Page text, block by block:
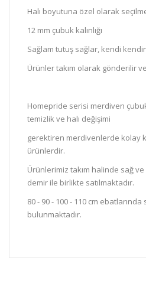
Halı boyutuna özel olarak
12 mm çubuk kalınlığı
Sağlam tutuş sağlar, kendi
Ürünler takım olarak gönderilir
Homepride serisi merdiven
temizlik ve halı değişimi
gerektiren merdivenlerde kolay
ürünlerdir.
Ürünlerimiz takım halinde sağ
demir ile birlikte satılmaktadır.
80 - 90 - 100 - 110 cm ebatlarında
bulunmaktadır.